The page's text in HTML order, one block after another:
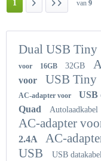
1 van 9
Dual USB Tiny
voor
16GB 32GB
voor
USB Tiny
AC-adapter voor USB
Quad
Autolaadkabel
AC-adapter
2.4A
AC-
USB
USB datakabel